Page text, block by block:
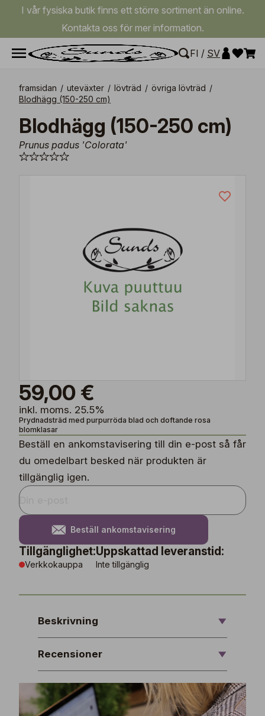
I vår fysiska butik finns ett större sortiment än online.
Kontakta oss för mer information.
FI / SV
framsidan / uteväxter / lövträd / övriga lövträd /
Blodhägg (150-250 cm)
Blodhägg (150-250 cm)
Prunus padus 'Colorata'
59,00 €
inkl. moms. 25.5%
Prydnadsträd med purpurröda blad och doftande rosa
blomklasar
Beställ en ankomstavisering till din e-post så får
du omedelbart besked när produkten är
tillgänglig igen.
Beställ ankomstavisering
Tillgänglighet:
Verkkokauppa
Uppskattad leveranstid:
Inte tillgänglig
Beskrivning
Recensioner